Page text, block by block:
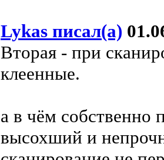
Lykas писал(а)
Вторая - при
клеенные.
а в чём собственно
высохший и